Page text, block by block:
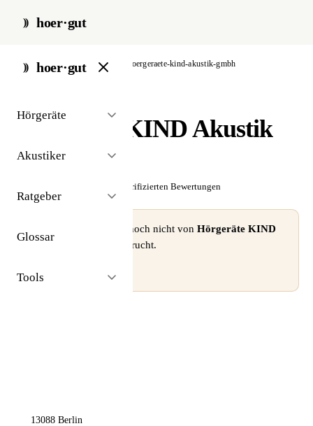
hoer·gut
hoer·gut
Hörgeräte
Akustiker
Ratgeber
Glossar
Tools
start / akustiker / berlin hoergeraete-kind-akustik-gmbh
Hörgeräte KIND Akustik
GmbH
Noch keine verifizierten Bewertungen
⚠ Dieses Profil wurde noch nicht von Hörgeräte KIND
beansprucht.
13088 Berlin